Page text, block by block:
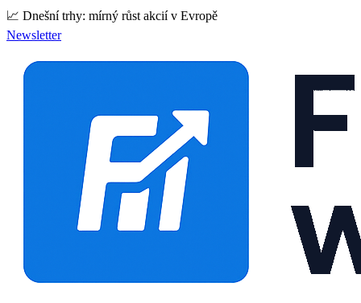
📈 Dnešní trhy: mírný růst akcií v Evropě
Newsletter